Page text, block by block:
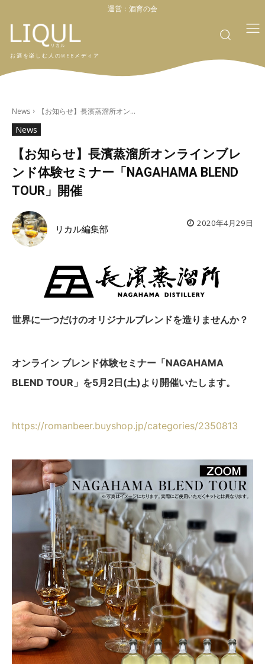
運営： 酒育の会
お酒を楽しむ人のWEBメディア
News 【お知らせ】長濱蒸溜所オン...
News
【お知らせ】長濱蒸溜所オンラインブレ
ンド体験セミナー「NAGAHAMA BLEND
TOUR」開催
リカル編集部 2020年4月29日
世界に一つだけのオリジナルブレンドを造りませんか？
オンライン ブレンド体験セミナー「NAGAHAMA
BLEND TOUR」を5月2日(土)より開催いたします。
https://romanbeer.buyshop.jp/categories/2350813